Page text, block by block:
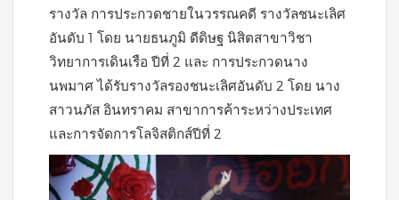
รางวัล การประกวดชายในวรรณคดี รางวัลชนะเลิศ
อันดับ 1 โดย นายธนภูมิ ดีดิษฐ นิสิตสาขาวิชา
วิทยาการเดินเรือ ปีที่ 2 และ การประกวดนาง
นพมาศ ได้รับรางวัลรองชนะเลิศอันดับ 2 โดย นาง
สาวนภัส อินทราคม สาขาการค้าระหว่างประเทศ
และการจัดการโลจิสติกส์ปีที่ 2